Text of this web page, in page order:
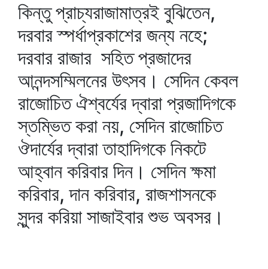
কিন্তু প্রাচ্যরাজামাত্রই বুঝিতেন,
দরবার স্পর্ধাপ্রকাশের জন্য নহে;
দরবার রাজার সহিত প্রজাদের
আনন্দসম্মিলনের উৎসব। সেদিন কেবল
রাজোচিত ঐশ্বর্যের দ্বারা প্রজাদিগকে
স্তম্ভিত করা নয়, সেদিন রাজোচিত
ঔদার্যের দ্বারা তাহাদিগকে নিকটে
আহ্বান করিবার দিন। সেদিন ক্ষমা
করিবার, দান করিবার, রাজশাসনকে
সুন্দর করিয়া সাজাইবার শুভ অবসর।